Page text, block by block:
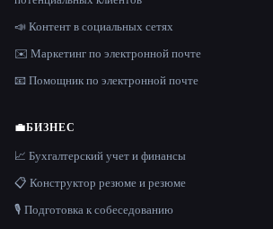
📣 Контент в социальных сетях
✉️ Маркетинг по электронной почте
📧 Помощник по электронной почте
💼БИЗНЕС
📈 Бухгалтерский учет и финансы
📋 Конструктор резюме и резюме
🎙️ Подготовка к собеседованию